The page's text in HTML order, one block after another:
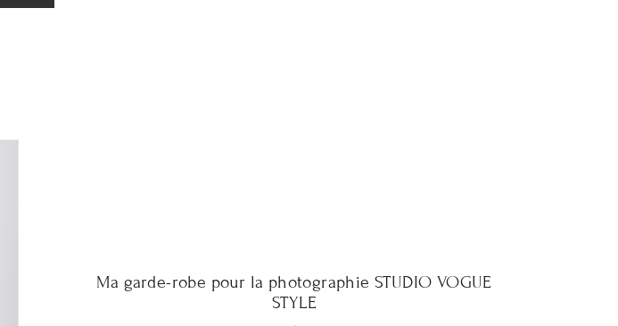
Ma garde-robe pour la photographie STUDIO VOGUE
STYLE